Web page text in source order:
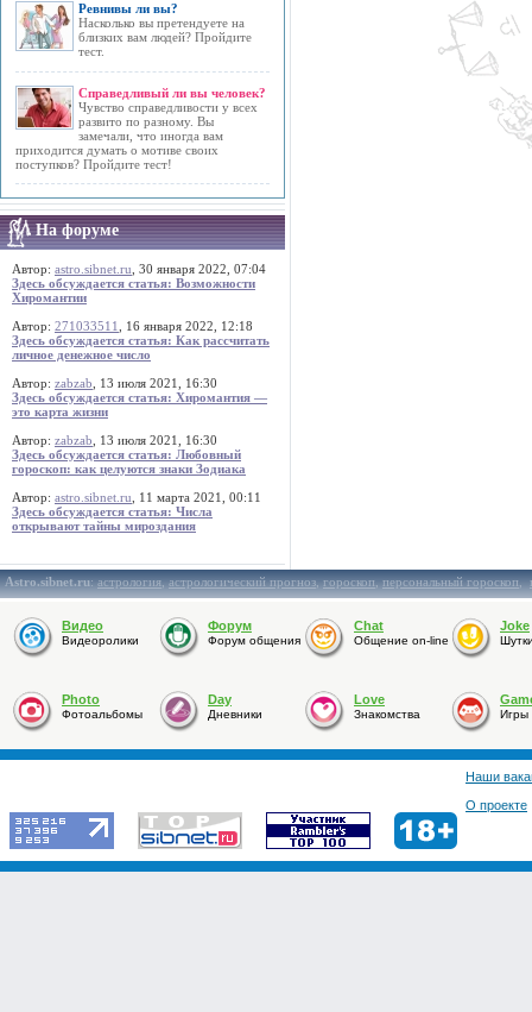
Ревнивы ли вы?
Насколько вы претендуете на
близких вам людей? Пройдите
тест.
Справедливый ли вы человек?
Чувство справедливости у всех
развито по разному. Вы
замечали, что иногда вам
приходится думать о мотиве своих
поступков? Пройдите тест!
На форуме
Автор: astro.sibnet.ru , 30 января 2022, 07:04
Здесь обсуждается статья: Возможности
Хиромантии
Автор: 271033511
, 16 января 2022, 12:18
Здесь обсуждается статья: Как рассчитать
личное денежное число
Автор: zabzab , 13 июля 2021, 16:30
Здесь обсуждается статья: Хиромантия —
это карта жизни
Автор: zabzab , 13 июля 2021, 16:30
Здесь обсуждается статья: Любовный
гороскоп: как целуются знаки Зодиака
Автор: astro.sibnet.ru , 11 марта 2021, 00:11
Здесь обсуждается статья: Числа
открывают тайны мироздания
Astro.sibnet.ru:астрология,астрологический прогноз,гороскоп,персональный гороскоп,
Видео
Видеоролики
Форум
Форум общения
Chat
Общение on-line
Joke
Photo
Фотоальбомы
Day
Дневники
Love
Знакомства Игры
Наши
О проекте